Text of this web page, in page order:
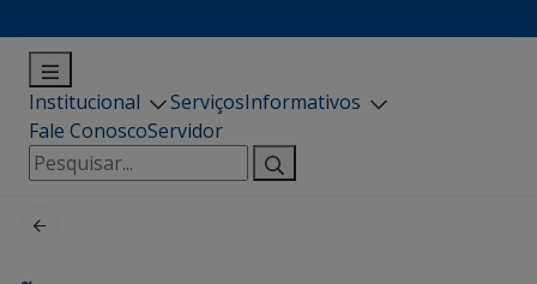
Institucional ServiçosInformativos
Fale ConoscoServidor
Pesquisar
por: